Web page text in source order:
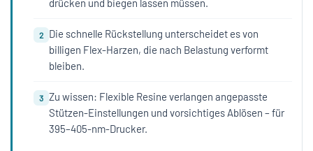
drücken und biegen lassen müssen.
2
Die schnelle Rückstellung unterscheidet es von
billigen Flex-Harzen, die nach Belastung verformt
bleiben.
3 Zu wissen: Flexible Resine verlangen angepasste
Stützen-Einstellungen und vorsichtiges Ablösen – für
395–405-nm-Drucker.